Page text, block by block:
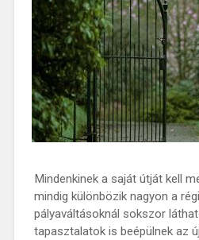
Mindenkinek a saját útját kell
mindig különbözik nagyon a
pályaváltásoknál sokszor
tapasztalatok is beépülnek az